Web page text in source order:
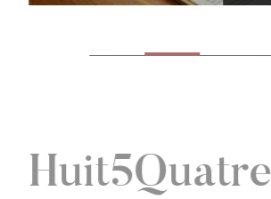
Huit5Quatre